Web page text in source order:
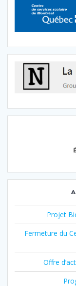
Projet
Fermeture du
Offre